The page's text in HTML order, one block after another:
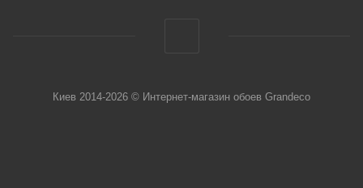
Киев 2014-2026 © Интернет-магазин обоев Grandeco